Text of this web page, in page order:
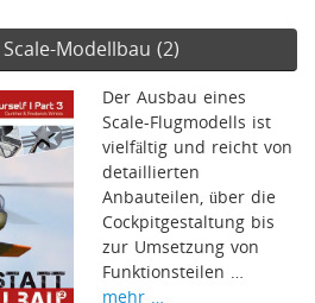
Modellbau (2)
Der Ausbau eines
Scale-Flugmodells ist
vielfältig und reicht von
detaillierten
Anbauteilen, über die
Cockpitgestaltung bis
zur Umsetzung von
Funktionsteilen …
mehr …